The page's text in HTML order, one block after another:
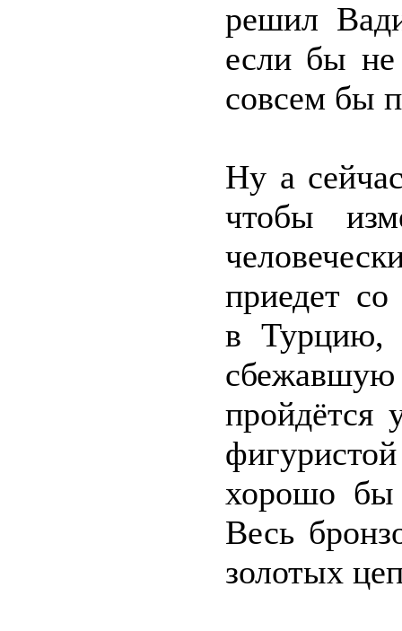
решил
если бы не
совсем бы
Ну а
чтобы
приедет со
в Турцию,
пройдётся
хорошо бы
Весь
золотых